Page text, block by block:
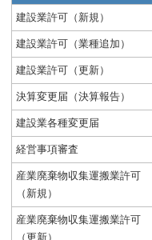
建設業許可（新規）
建設業許可（業種追加）
建設業許可（更新）
決算変更届（決算報告）
建設業各種変更届
経営事項審査
産業廃棄物収集運搬業許可
（新規）
産業廃棄物収集運搬業許可
（更新）